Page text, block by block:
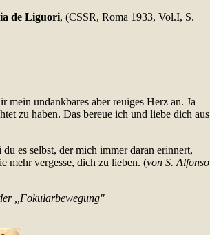
de Liguori, (CSSR, Roma 1933, Vol.I, S.
mein undankbares aber reuiges Herz an. Ja
zu haben. Das bereue ich und liebe dich aus
es selbst, der mich immer daran erinnert,
mehr vergesse, dich zu lieben. (von S. Alfonso
,,Fokularbewegung"